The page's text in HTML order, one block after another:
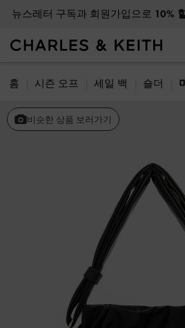
뉴스레터 구독과 회원가입으로 10%
홈 시즌 오프 세일 백 숄더
비슷한 상품 보러가기